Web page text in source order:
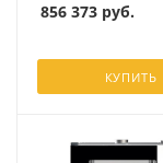
856 373 руб.
КУПИТЬ